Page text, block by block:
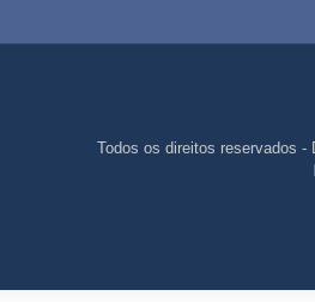
Todos os direitos reservados